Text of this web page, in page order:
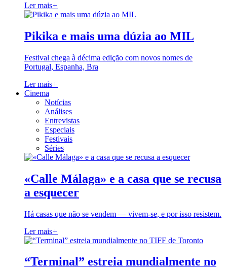
Ler mais+
Pikika e mais uma dúzia ao MIL
Festival chega à décima edição com novos nomes de
Portugal, Espanha, Bra
Ler mais+
Cinema
Notícias
Análises
Entrevistas
Especiais
Festivais
Séries
«Calle Málaga» e a casa que se recusa
a esquecer
Há casas que não se vendem — vivem-se, e por isso resistem.
Ler mais+
“Terminal” estreia mundialmente no